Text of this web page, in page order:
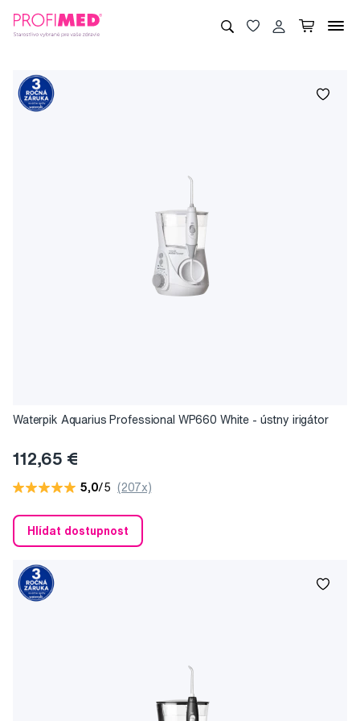
Waterpik Aquarius Professional WP660 White - ústny irigátor
112,65 €
5,0/5 (207x)
Hlídat dostupnost